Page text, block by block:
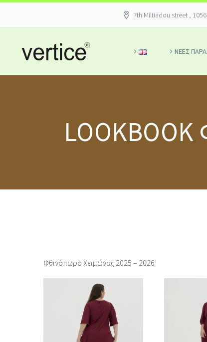
7th Miltiadou street ,
ΝΕΕΣ
Φθινόπωρο Χειμώνας 2025 – 2026